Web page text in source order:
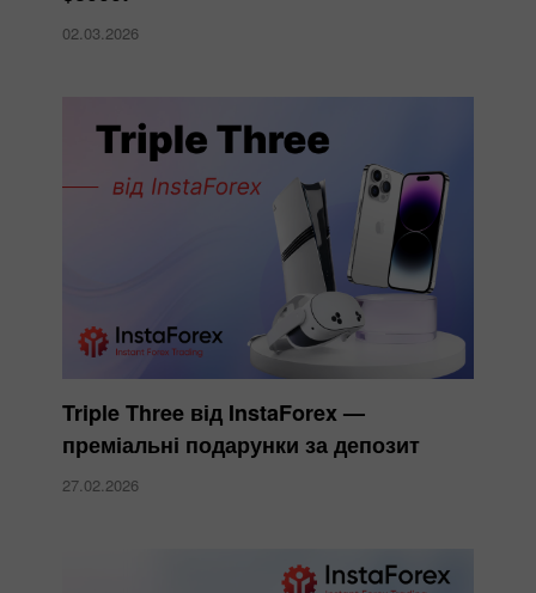
02.03.2026
Triple Three від InstaForex —
преміальні подарунки за депозит
27.02.2026